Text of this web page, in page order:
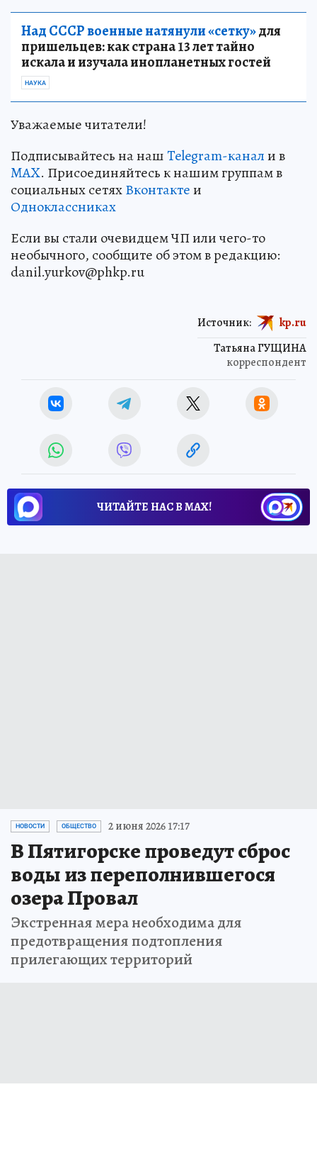
Над СССР военные натянули «сетку»для
пришельцев: как страна 13 лет тайно
искала и изучала инопланетных гостей
НАУКА
Уважаемые читатели!
Подписывайтесь на нашTelegram-канали в
MAX. Присоединяйтесь к нашим группам в
социальных сетяхВконтактеи
Одноклассниках
Если вы стали очевидцем ЧП или чего-то
необычного, сообщите об этом в редакцию:
danil.yurkov@phkp.ru
Татьяна ГУЩИНА
корреспондент
Источник: kp.ru
ЧИТАЙТЕ НАС В МАХ!
НОВОСТИ ОБЩЕСТВО 2 июня 2026 17:17
В Пятигорске проведут сброс
воды из переполнившегося
озера Провал
Экстренная мера необходима для
предотвращения подтопления
прилегающих территорий